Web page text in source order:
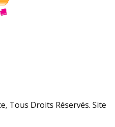
Tous Droits Réservés. Site